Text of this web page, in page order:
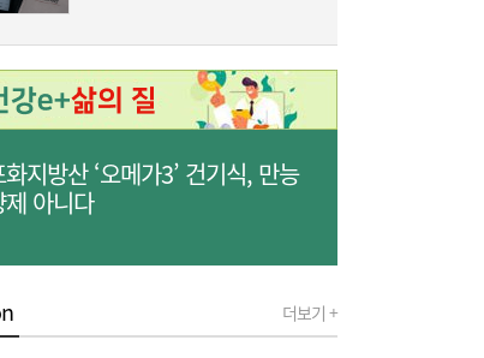
미·중에 로봇 패권 안 뺏긴다…현대차, “‘글로
벌 로봇 파운드리’ 구축할 것”
지방산 ‘오메가3’ 건기식, 만능
제 아니다
더보기 +